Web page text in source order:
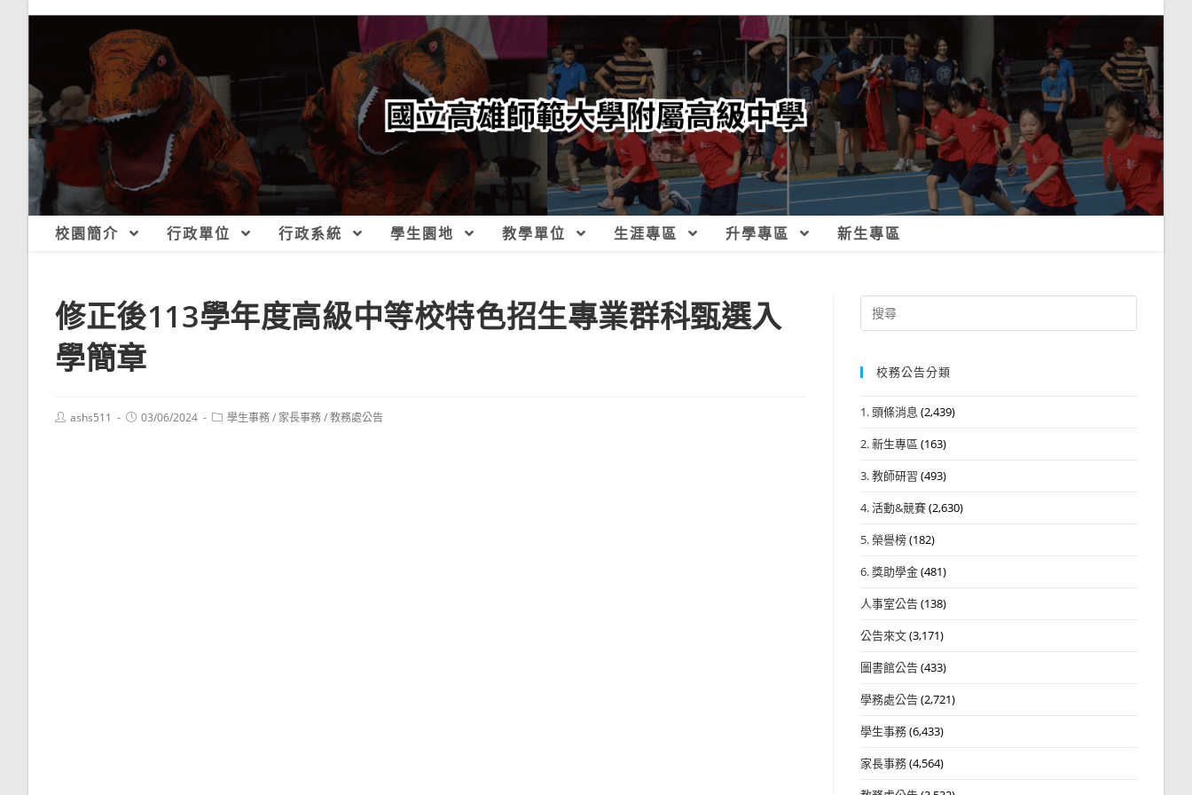
校園簡介 行政單位 行政系統 學生園地 教學單位 生涯專區 升學專區 新生專區
修正後113學年度高級中等校特色招生專業群科甄選入
學簡章
Postashs511
Post03/06/2024
Post學生事務/ 家長事務/教務處公告
Search
for:
校務公告分類
1. 頭條消息 (2,439)
2. 新生專區 (163)
3. 教師研習 (493)
4. 活動&競賽(2,630)
5. 榮譽榜(182)
6. 獎助學金(481)
人事室公告(138)
公告來文(3,171)
圖書館公告(433)
學務處公告(2,721)
學生事務(6,433)
家長事務(4,564)